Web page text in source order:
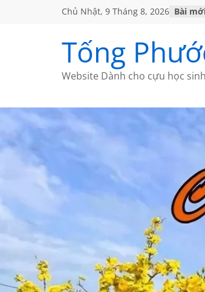
Chủ Nhật, 9 Tháng 8, 2026 Bài
Tống
Website Dành cho cựu học